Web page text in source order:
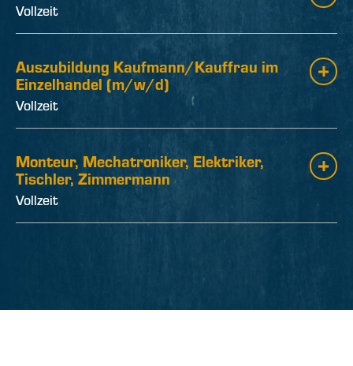
Vollzeit
Auszubildung Kaufmann/Kauffrau im
Einzelhandel (m/w/d)
Vollzeit
Monteur, Mechatroniker, Elektriker,
Tischler, Zimmermann
Vollzeit